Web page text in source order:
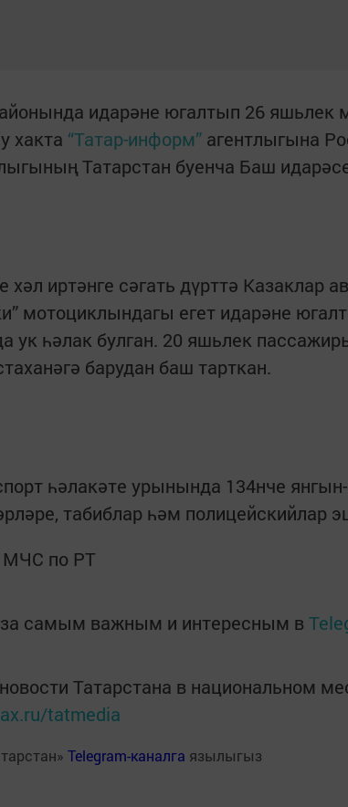
идарәне югалтып 26 яшьлек
хакта “Татар-информ” агентлыгына
Татарстан буенча Баш
хәл иртәнге сәгать дүрттә Казаклар
мотоциклындагы егет идарәне
ук һәлак булган. 20 яшьлек
барудан баш тарткан.
һәлакәте урынында 134нче
табиблар һәм полицейскийлар
МЧС по РТ
самым важным и интересным в
Татарстана в национальном
tatmedia
Telegram-каналга язылыгыз